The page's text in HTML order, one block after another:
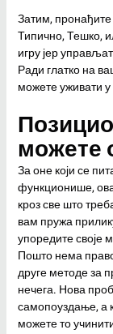
Затим,
Типично, Тешко,
игру јер
Ради глатко на
можете уживати
можете
За оне који се
функционише,
кроз све што
вам пружа
упоредите
Пошто нема
друге методе за
нечега. Нова
самопоуздање, а
можете то